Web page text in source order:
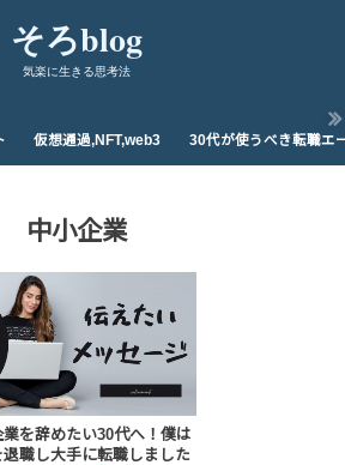
そろblog
気楽に生きる思考法
仮想通過,NFT,web3 30代が使うべき転職エ
中小企業
を辞めたい30代へ！僕は
職し大手に転職しました